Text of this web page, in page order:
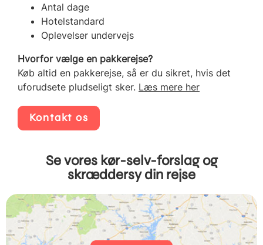
Antal dage
Hotelstandard
Oplevelser undervejs
Hvorfor vælge en pakkerejse?
Køb altid en pakkerejse, så er du sikret, hvis det
uforudsete pludseligt sker. Læs mere her
Kontakt os
Se vores kør-selv-forslag og
skræddersy din rejse